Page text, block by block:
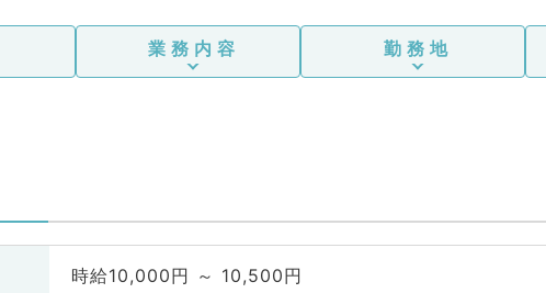
業務内容 勤務地
時給10,000円 ～ 10,500円